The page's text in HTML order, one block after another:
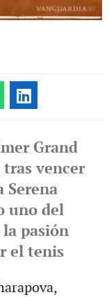
Grand
tras vencer
Serena
uno del
pasión
el tenis